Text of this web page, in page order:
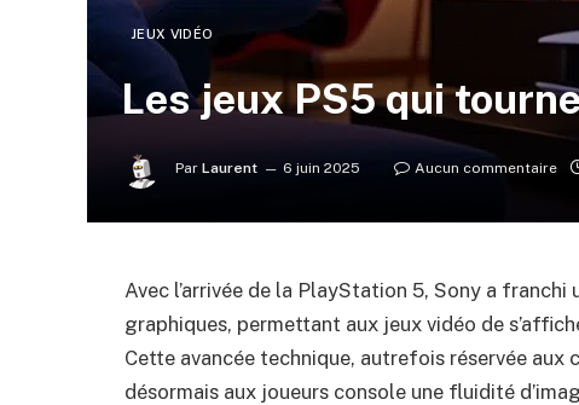
JEUX VIDÉO
Les jeux PS5 qui
Par Laurent 6 juin 2025 Aucun commentaire
Avec l’arrivée de la PlayStation 5, Sony a
graphiques, permettant aux jeux vidéo de
Cette avancée technique, autrefois réservée
désormais aux joueurs console une fluidité